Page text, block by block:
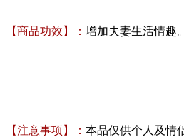
【商品功效】： 增加夫妻生活情趣。
【注意事项】： 本品仅供个人及情